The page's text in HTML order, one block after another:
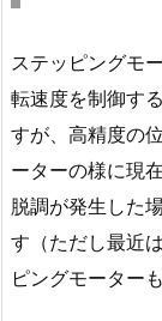
ステッピングモ
転速度を制御す
すが、高精度の
ーターの様に現
脱調が発生した
す（ただし最近
ピングモーター